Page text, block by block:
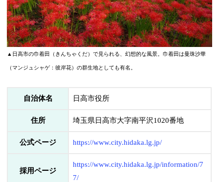
▲日高市の巾着田（きんちゃくだ）で見られる、幻想的な風景。巾着田は曼珠沙華
（マンジュシャゲ：彼岸花）の群生地としても有名。
自治体名 日高市役所
住所 埼玉県日高市大字南平沢1020番地
公式ページ https://www.city.hidaka.lg.jp/
採用ページ
https://www.city.hidaka.lg.jp/information/7
7/